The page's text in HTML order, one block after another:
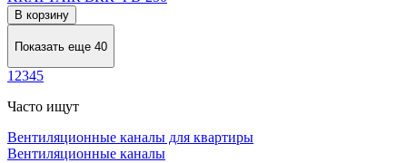
В корзину
Показать еще 40
1 2345
Часто ищут
Вентиляционные каналы для квартиры
Вентиляционные каналы